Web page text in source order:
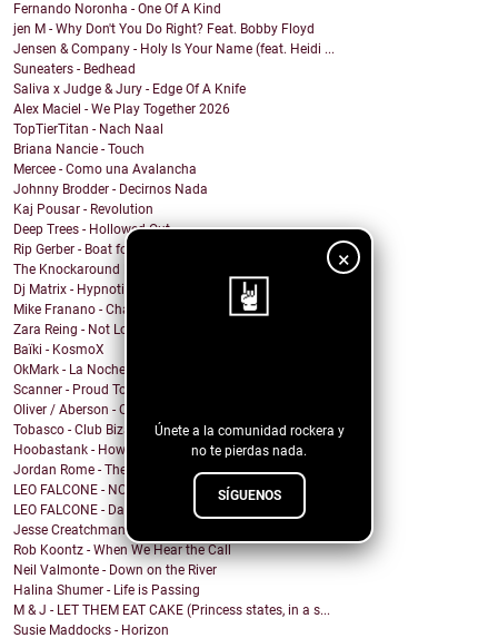
×
Únete a la comunidad rockera y
no te pierdas nada.
SÍGUENOS
Fernando Noronha - One Of A Kind
jen M - Why Don't You Do Right? Feat. Bobby Floyd
Jensen & Company - Holy Is Your Name (feat. Heidi ...
Suneaters - Bedhead
Saliva x Judge & Jury - Edge Of A Knife
Alex Maciel - We Play Together 2026
TopTierTitan - Nach Naal
Briana Nancie - Touch
Mercee - Como una Avalancha
Johnny Brodder - Decirnos Nada
Kaj Pousar - Revolution
Deep Trees - Hollowed Out
Rip Gerber - Boat for Sale
The Knockaround Band - Ends Tonight
Dj Matrix - Hypnotic
Mike Franano - Chair At My Table
Zara Reing - Not Lost
Baïki - KosmoX
OkMark - La Noche de Mi Funeral
Scanner - Proud To Be A Nothin'
Oliver / Aberson - Oliver / Aberson: Let It Burn (...
Tobasco - Club Bizarre 26
Hoobastank - How Do You Sleep?
Jordan Rome - Them Dues
LEO FALCONE - NOCTURNO
LEO FALCONE - Dale !
Jesse Creatchman - fake it til u make it
Rob Koontz - When We Hear the Call
Neil Valmonte - Down on the River
Halina Shumer - Life is Passing
M & J - LET THEM EAT CAKE (Princess states, in a s...
Susie Maddocks - Horizon